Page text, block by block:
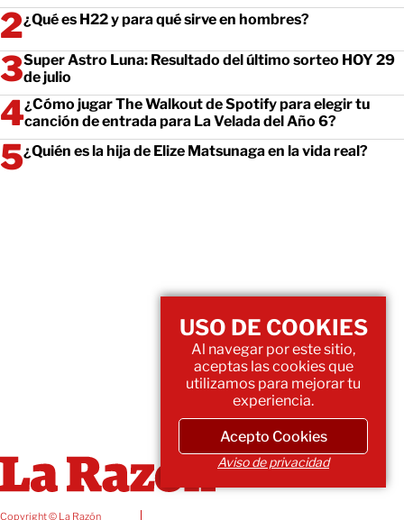
¿Qué es H22 y para qué sirve en hombres?
Super Astro Luna: Resultado del último sorteo HOY 29
de julio
¿Cómo jugar The Walkout de Spotify para elegir tu
canción de entrada para La Velada del Año 6?
¿Quién es la hija de Elize Matsunaga en la vida real?
Copyright © La Razón
USO DE COOKIES
Al navegar por este sitio,
aceptas las cookies que
utilizamos para mejorar tu
experiencia.
Acepto Cookies
Aviso de privacidad